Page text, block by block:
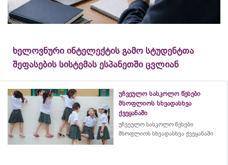
ხელოვნური ინტელექტის გამო სტუდენტთა
შეფასების სისტემას ესპანეთში ცვლიან
უჩვეულო სასკოლო წესები
მსოფლიოს სხვადასხვა
ქვეყანაში
უჩვეულო სასკოლო წესები
მსოფლიოს სხვადასხვა ქვეყანაში